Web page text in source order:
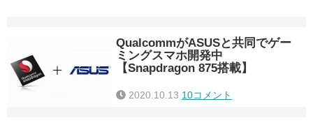
QualcommがASUSと共同でゲー
ミングスマホ開発中
【Snapdragon 875搭載】
2020.10.13 10コメント